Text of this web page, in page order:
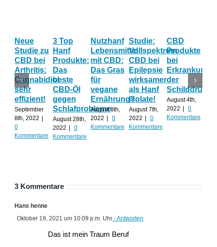
Neue
Studie zu
CBD bei
Arthritis:
Cannabidiol
sehr
effizient!
September
8th, 2022
0
Kommentare
3 Top
Hanf
Produkte:
Das
beste
CBD-Öl
gegen
Schlafprobleme
August 28th,
2022
0
Kommentare
Nutzhanf
Lebensmittel
mit CBD:
Das Gras
für
vegane
Ernährung?
August 8th,
2022
0
Kommentare
Studie:
Vollspektrum
CBD bei
Epilepsie
wirksamer
als Hanf
Isolate!
August 7th,
2022
0
Kommentare
CBD
Produkte
bei
der
Schilddrüse
August 4th,
2022
0
Kommentare
3 Kommentare
Hans henne
Oktober 19, 2021 um 10:09 p.m. Uhr - Antworten
Das ist mein Traum Beruf